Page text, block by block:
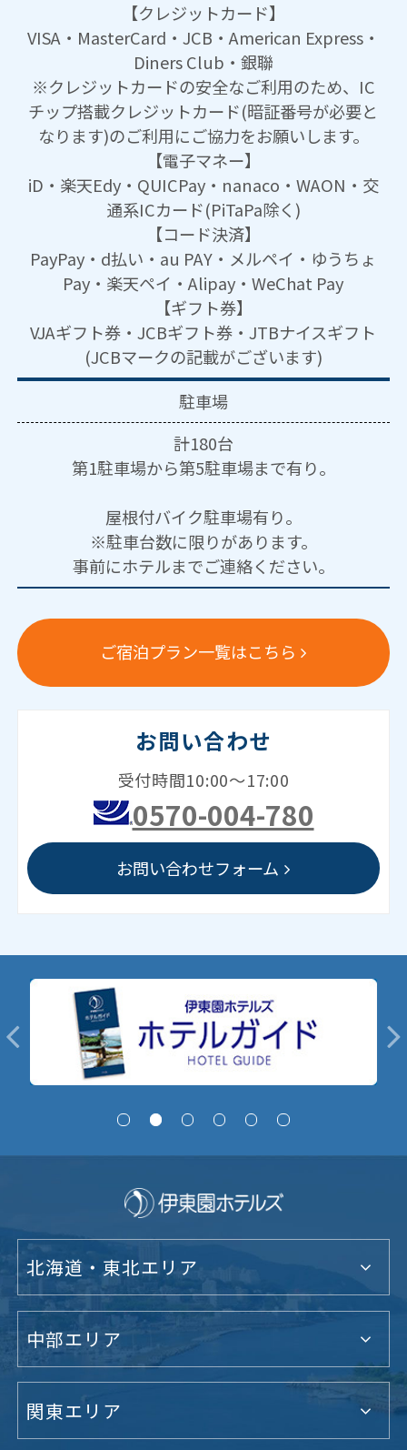
【クレジットカード】
VISA・MasterCard・JCB・American Express・
Diners Club・銀聯
※クレジットカードの安全なご利用のため、IC
チップ搭載クレジットカード(暗証番号が必要と
なります)のご利用にご協力をお願いします。
【電子マネー】
iD・楽天Edy・QUICPay・nanaco・WAON・交
通系ICカード(PiTaPa除く)
【コード決済】
PayPay・d払い・au PAY・メルペイ・ゆうちょ
Pay・楽天ペイ・Alipay・WeChat Pay
【ギフト券】
VJAギフト券・JCBギフト券・JTBナイスギフト
(JCBマークの記載がございます)
駐車場
計180台
第1駐車場から第5駐車場まで有り。
屋根付バイク駐車場有り。
※駐車台数に限りがあります。
事前にホテルまでご連絡ください。
ご宿泊プラン一覧はこちら
お問い合わせ
受付時間10:00～17:00
0570-004-780
お問い合わせフォーム
北海道・東北エリア
中部エリア
関東エリア